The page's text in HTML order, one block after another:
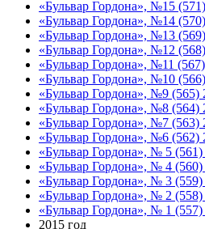
«Бульвар Гордона», №15
«Бульвар Гордона», №14
«Бульвар Гордона», №13
«Бульвар Гордона», №12
«Бульвар Гордона», №11
«Бульвар Гордона», №10
«Бульвар Гордона», №9 (565)
«Бульвар Гордона», №8 (564)
«Бульвар Гордона», №7 (563)
«Бульвар Гордона», №6 (562)
«Бульвар Гордона», № 5 (561)
«Бульвар Гордона», № 4 (560)
«Бульвар Гордона», № 3 (559)
«Бульвар Гордона», № 2 (558)
«Бульвар Гордона», № 1 (557)
2015 год